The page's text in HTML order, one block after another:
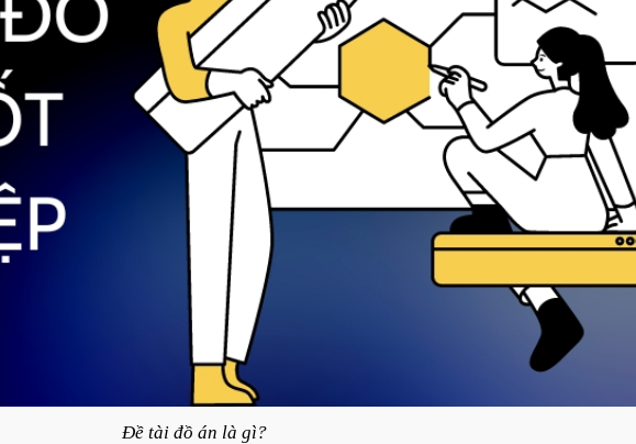
Đề tài đồ án là gì?